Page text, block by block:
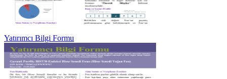
Yatırımcı Bilgi Formu